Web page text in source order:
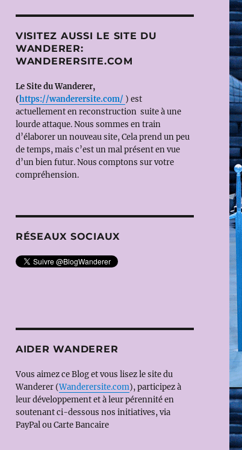
VISITEZ AUSSI LE SITE DU
WANDERER:
WANDERERSITE.COM
Le Site du Wanderer,
(https://wanderersite.com/ ) est
actuellement en reconstruction suite à une
lourde attaque. Nous sommes en train
d’élaborer un nouveau site, Cela prend un peu
de temps, mais c’est un mal présent en vue
d’un bien futur. Nous comptons sur votre
compréhension.
RÉSEAUX SOCIAUX
AIDER WANDERER
Vous aimez ce Blog et vous lisez le site du
Wanderer (Wanderersite.com), participez à
leur développement et à leur pérennité en
soutenant ci-dessous nos initiatives, via
PayPal ou Carte Bancaire